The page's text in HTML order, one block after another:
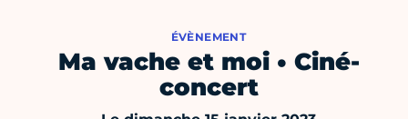
ÉVÈNEMENT
Ma vache et moi • Ciné-
concert